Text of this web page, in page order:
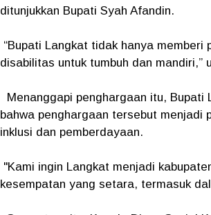
ditunjukkan Bupati Syah Afandin.
“Bupati Langkat tidak hanya
disabilitas untuk tumbuh dan mandiri,”
Menanggapi penghargaan itu, Bupati
bahwa penghargaan tersebut menjadi
inklusi dan pemberdayaan.
"Kami ingin Langkat menjadi
kesempatan yang setara, termasuk